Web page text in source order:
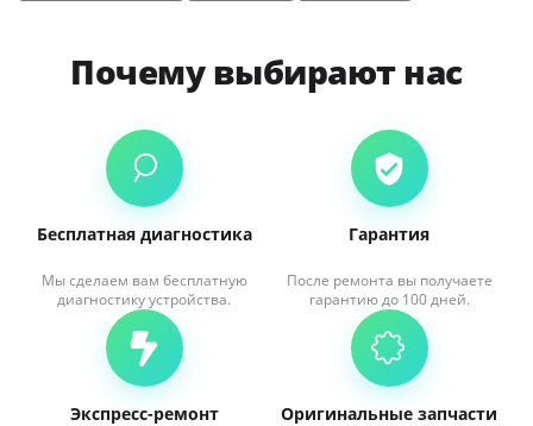
Почему выбирают нас
Бесплатная диагностика
Мы сделаем вам бесплатную
диагностику устройства.
Гарантия
После ремонта вы получаете
гарантию до 100 дней.
Экспресс-ремонт Оригинальные запчасти